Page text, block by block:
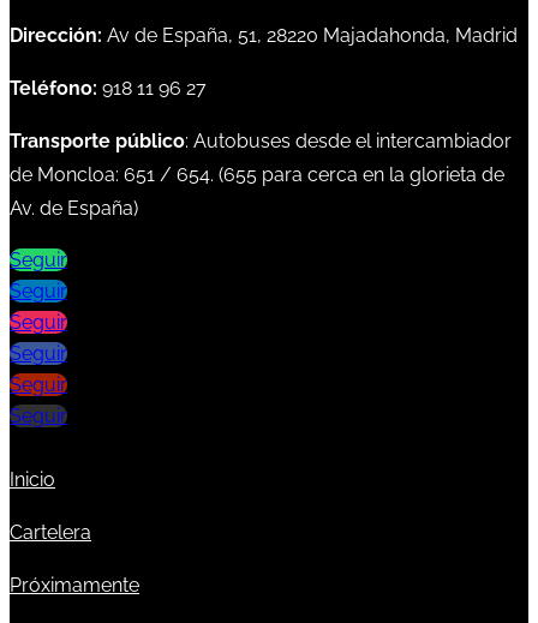
Dirección: Av de España, 51, 28220 Majadahonda, Madrid
Teléfono: 918 11 96 27
Transporte público: Autobuses desde el intercambiador
de Moncloa: 651 / 654. (655 para cerca en la glorieta de
Av. de España)
Seguir
Seguir
Seguir
Seguir
Seguir
Seguir
Inicio
Cartelera
Próximamente